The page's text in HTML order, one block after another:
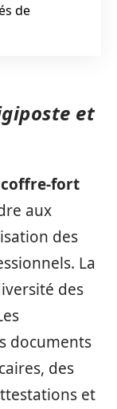
de
et
coffre-fort
aux
des
La
des
documents
des
et